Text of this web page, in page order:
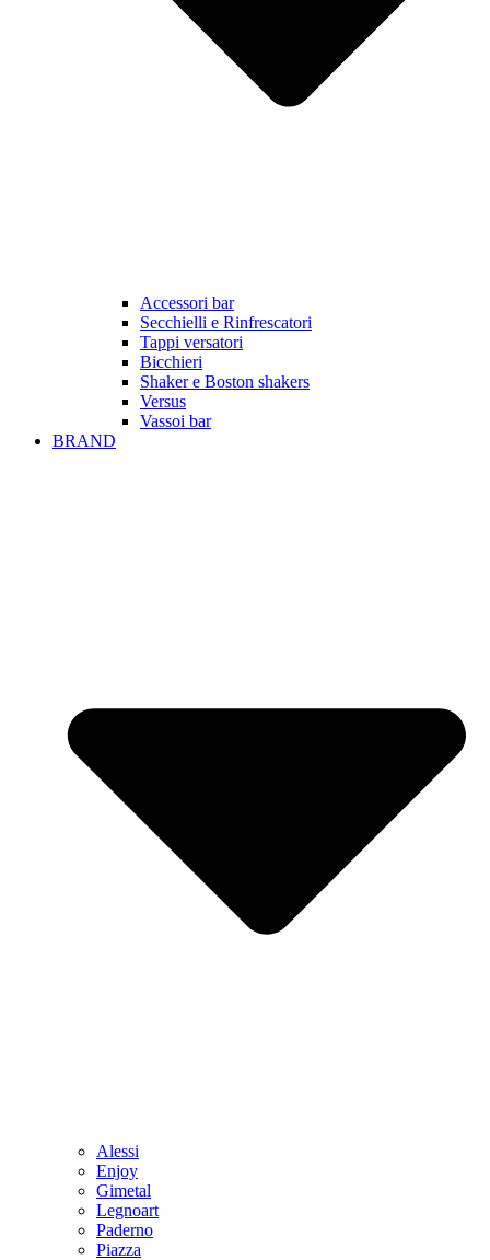
Accessori bar
Secchielli e Rinfrescatori
Tappi versatori
Bicchieri
Shaker e Boston shakers
Versus
Vassoi bar
BRAND
Alessi
Enjoy
Gimetal
Legnoart
Paderno
Piazza